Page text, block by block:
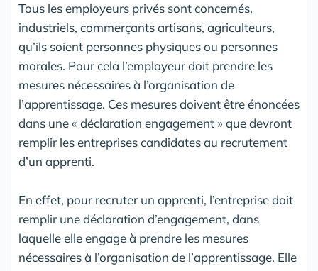
Tous les employeurs privés sont concernés,
industriels, commerçants artisans, agriculteurs,
qu’ils soient personnes physiques ou personnes
morales. Pour cela l’employeur doit prendre les
mesures nécessaires à l’organisation de
l’apprentissage. Ces mesures doivent être énoncées
dans une « déclaration engagement » que devront
remplir les entreprises candidates au recrutement
d’un apprenti.
En effet, pour recruter un apprenti, l’entreprise doit
remplir une déclaration d’engagement, dans
laquelle elle engage à prendre les mesures
nécessaires à l’organisation de l’apprentissage. Elle